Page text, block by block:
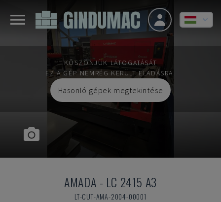
KÖSZÖNJÜK LÁTOGATÁSÁT
EZ A GÉP NEMRÉG KERÜLT ELADÁSRA.
Hasonló gépek megtekintése
AMADA - LC 2415 A3
LT-CUT-AMA-2004-00001